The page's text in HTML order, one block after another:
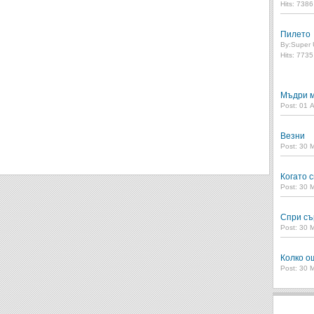
Hits:
Пилето
By:Super
Hits:
Мъдри
Post: 01
Везни
Post: 30
Когато
Post: 30
Спри
Post: 30
Колко
Post: 30